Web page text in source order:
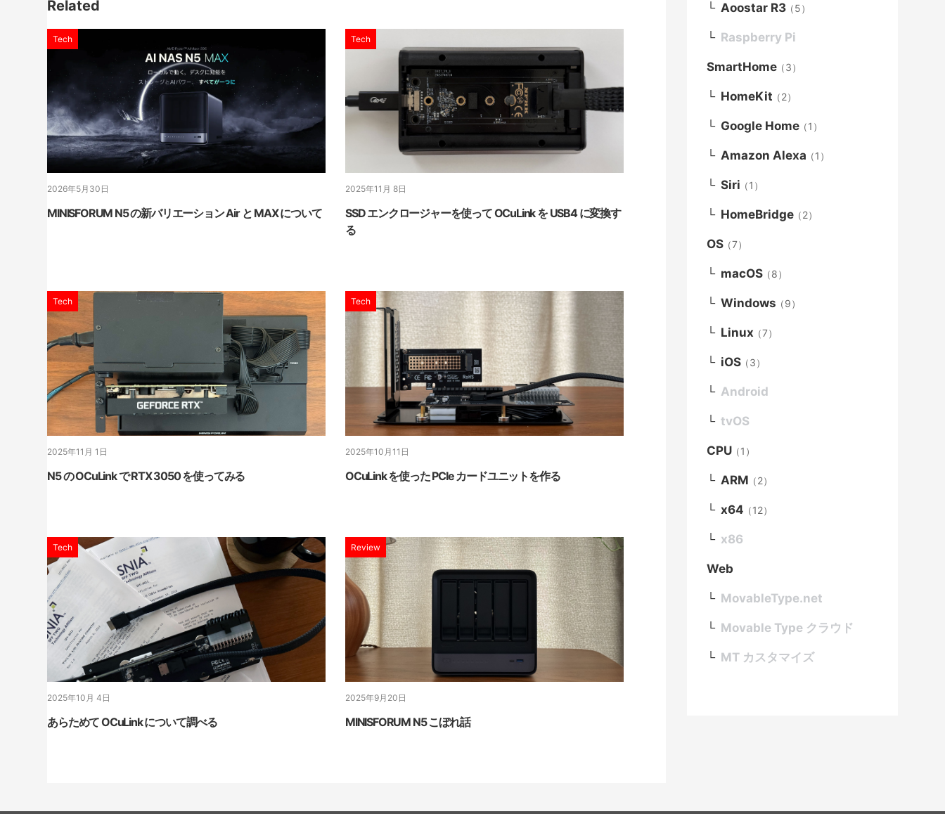
Related
Tech
2026年5月30日
MINISFORUM N5 の新バリエーション Air と MAX について
Tech
2025年11月 8日
SSD エンクロージャーを使って OCuLink を USB4 に変換す
る
Tech
2025年11月 1日
N5 の OCuLink で RTX 3050 を使ってみる
Tech
2025年10月11日
OCuLink を使った PCIe カードユニットを作る
Tech
2025年10月 4日
あらためて OCuLink について調べる
Review
2025年9月20日
MINISFORUM N5 こぼれ話
Aoostar R3（5）
Raspberry Pi
SmartHome（3）
HomeKit（2）
Google Home（1）
Amazon Alexa（1）
Siri（1）
HomeBridge（2）
OS（7）
macOS（8）
Windows（9）
Linux（7）
iOS（3）
Android
tvOS
CPU（1）
ARM （2）
x64（12）
x86
Web
MovableType.net
Movable Type クラウド
MT カスタマイズ